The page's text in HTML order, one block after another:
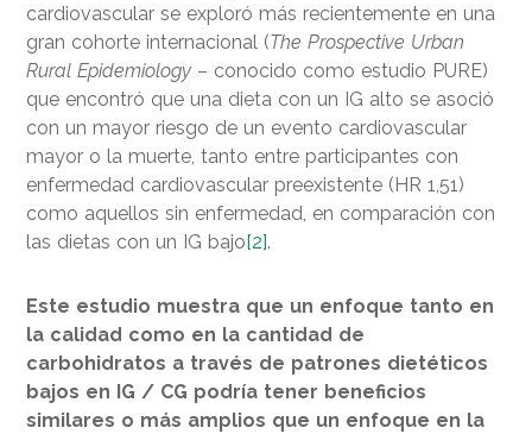
cardiovascular se exploró más recientemente en una
gran cohorte internacional (The Prospective Urban
Rural Epidemiology – conocido como estudio PURE)
que encontró que una dieta con un IG alto se asoció
con un mayor riesgo de un evento cardiovascular
mayor o la muerte, tanto entre participantes con
enfermedad cardiovascular preexistente (HR 1,51)
como aquellos sin enfermedad, en comparación con
las dietas con un IG bajo [2].
Este estudio muestra que un enfoque tanto en
la calidad como en la cantidad de
carbohidratos a través de patrones dietéticos
bajos en IG / CG podría tener beneficios
similares o más amplios que un enfoque en la